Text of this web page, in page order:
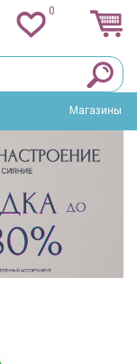
0
Магазины